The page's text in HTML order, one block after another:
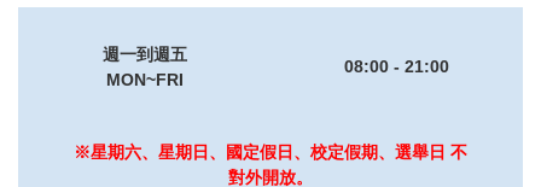
週一到週五
MON~FRI
08:00 - 21:00
※星期六、星期日、國定假日、校定假期、選舉日 不
對外開放。